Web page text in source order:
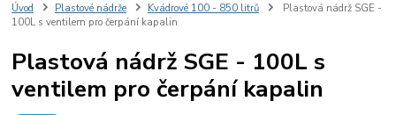
Úvod Plastové nádrže Kvádrové 100 - 850 litrů
Plastová nádrž SGE -
100L s ventilem pro čerpání kapalin
Plastová nádrž SGE - 100L s
ventilem pro čerpání kapalin